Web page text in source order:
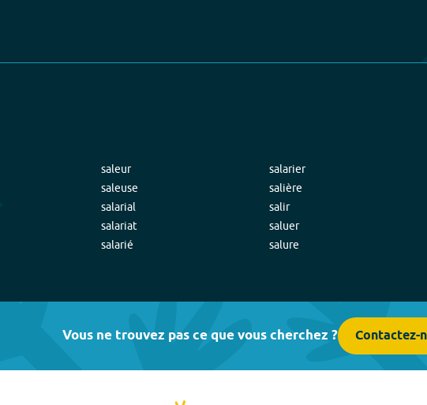
saleur
saleuse
salarial
salariat
salarié
salarier
salière
salir
saluer
salure
Vous ne trouvez pas ce que vous cherchez ? Contactez-